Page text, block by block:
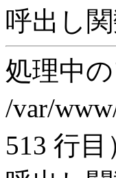
呼出し
処理中
/var/
513 行目